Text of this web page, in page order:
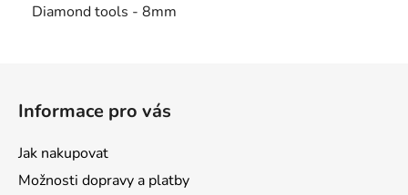
Diamond tools - 8mm
Informace pro vás
Jak nakupovat
Možnosti dopravy a platby